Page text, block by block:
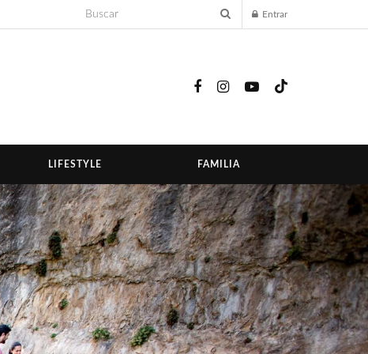
Entrar
LIFESTYLE FAMILIA